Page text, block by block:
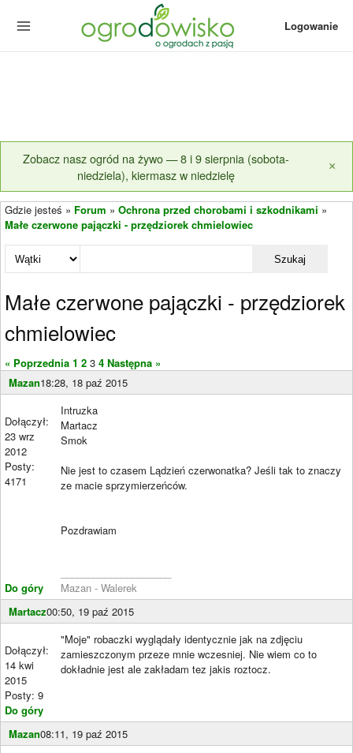
Logowanie
Zobacz nasz ogród na żywo — 8 i 9 sierpnia (sobota-
niedziela), kiermasz w niedzielę
×
Gdzie jesteś » Forum » Ochrona przed chorobami i szkodnikami »
Małe czerwone pajączki - przędziorek chmielowiec
Szukaj
Małe czerwone pajączki - przędziorek
chmielowiec
« Poprzednia 1 2 3 4 Następna »
Mazan18:28, 18 paź 2015
Dołączył:
23 wrz
2012
Posty:
4171
Do góry
Intruzka
Martacz
Smok
Nie jest to czasem Lądzień czerwonatka? Jeśli tak to znaczy
ze macie sprzymierzeńców.
Pozdrawiam
Mazan - Walerek
Martacz00:50, 19 paź 2015
Dołączył:
14 kwi
2015
Posty: 9
Do góry
"Moje" robaczki wyglądały identycznie jak na zdjęciu
zamieszczonym przeze mnie wczesniej. Nie wiem co to
dokładnie jest ale zakładam tez jakis roztocz.
Mazan08:11, 19 paź 2015